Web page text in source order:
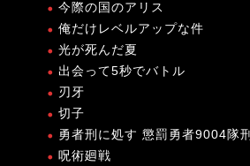
今際の国のアリス
俺だけレベルアップな件
光が死んだ夏
出会って5秒でバトル
刃牙
切子
勇者刑に処す 懲罰勇者9004隊
呪術廻戦